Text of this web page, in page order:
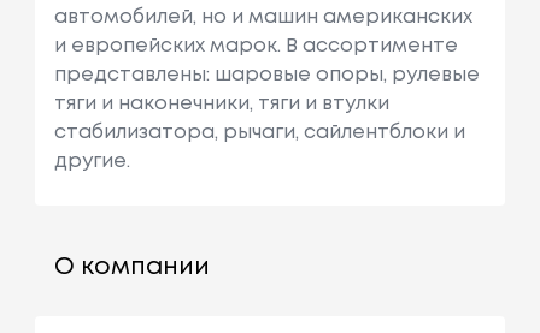
автомобилей, но и машин американских
и европейских марок. В ассортименте
представлены: шаровые опоры, рулевые
тяги и наконечники, тяги и втулки
стабилизатора, рычаги, сайлентблоки и
другие.
О компании